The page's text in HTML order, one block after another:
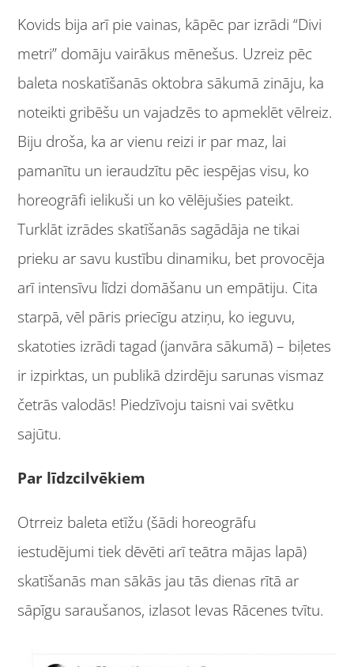
Kovids bija arī pie vainas, kāpēc par izrādi “Divi
metri” domāju vairākus mēnešus. Uzreiz pēc
baleta noskatīšanās oktobra sākumā zināju, ka
noteikti gribēšu un vajadzēs to apmeklēt vēlreiz.
Biju droša, ka ar vienu reizi ir par maz, lai
pamanītu un ieraudzītu pēc iespējas visu, ko
horeogrāfi ielikuši un ko vēlējušies pateikt.
Turklāt izrādes skatīšanās sagādāja ne tikai
prieku ar savu kustību dinamiku, bet provocēja
arī intensīvu līdzi domāšanu un empātiju. Cita
starpā, vēl pāris priecīgu atziņu, ko ieguvu,
skatoties izrādi tagad (janvāra sākumā) – biļetes
ir izpirktas, un publikā dzirdēju sarunas vismaz
četrās valodās! Piedzīvoju taisni vai svētku
sajūtu.
Par līdzcilvēkiem
Otrreiz baleta etīžu (šādi horeogrāfu
iestudējumi tiek dēvēti arī teātra mājas lapā)
skatīšanās man sākās jau tās dienas rītā ar
sāpīgu saraušanos, izlasot Ievas Rācenes tvītu.